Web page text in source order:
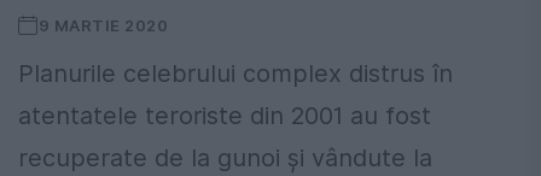
9 MARTIE 2020
Planurile celebrului complex distrus în
atentatele teroriste din 2001 au fost
recuperate de la gunoi și vândute la